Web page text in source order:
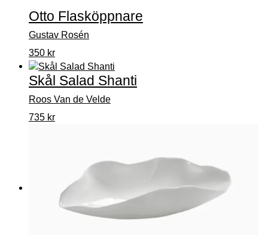
Otto Flasköppnare
Gustav Rosén
350 kr
Skål Salad Shanti
Roos Van de Velde
735 kr